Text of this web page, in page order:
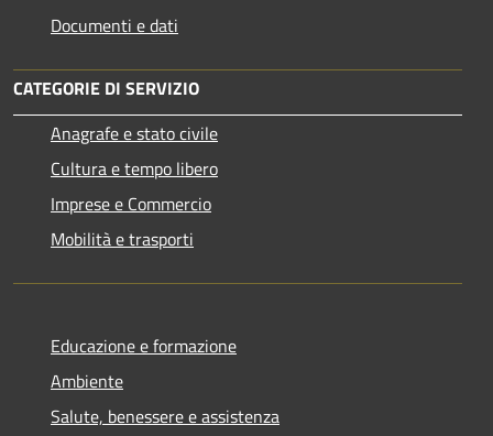
Documenti e dati
CATEGORIE DI SERVIZIO
Anagrafe e stato civile
Cultura e tempo libero
Imprese e Commercio
Mobilità e trasporti
Educazione e formazione
Ambiente
Salute, benessere e assistenza